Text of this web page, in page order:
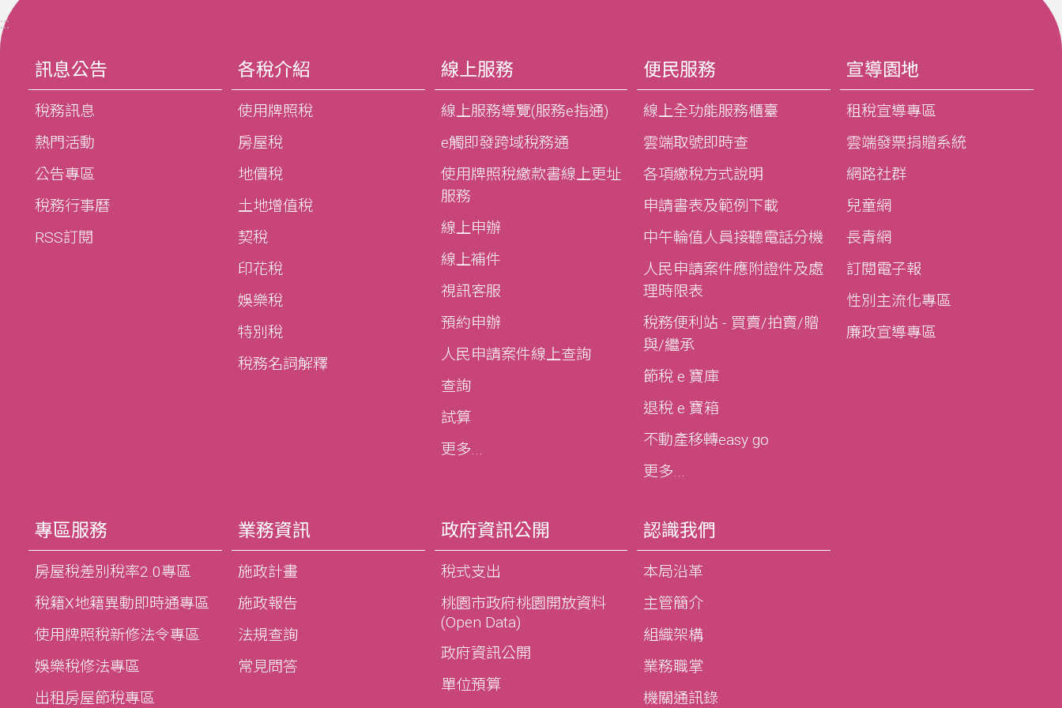
:::
訊息公告
稅務訊息
熱門活動
公告專區
稅務行事曆
RSS訂閱
各稅介紹
使用牌照稅
房屋稅
地價稅
土地增值稅
契稅
印花稅
娛樂稅
特別稅
稅務名詞解釋
線上服務
線上服務導覽(服務e指通)
e觸即發跨域稅務通
使用牌照稅繳款書線上更址
服務
線上申辦
線上補件
視訊客服
預約申辦
人民申請案件線上查詢
查詢
試算
更多...
便民服務
線上全功能服務櫃臺
雲端取號即時查
各項繳稅方式說明
申請書表及範例下載
中午輪值人員接聽電話分機
人民申請案件應附證件及處
理時限表
稅務便利站 - 買賣/拍賣/贈
與/繼承
節稅 e 寶庫
退稅 e 寶箱
不動產移轉easy go
更多...
宣導園地
租稅宣導專區
雲端發票捐贈系統
網路社群
兒童網
長青網
訂閱電子報
性別主流化專區
廉政宣導專區
專區服務
房屋稅差別稅率2.0專區
稅籍X地籍異動即時通專區
使用牌照稅新修法令專區
娛樂稅修法專區
出租房屋節稅專區
業務資訊
施政計畫
施政報告
法規查詢
常見問答
政府資訊公開
稅式支出
桃園市政府桃園開放資料
(Open Data)
政府資訊公開
單位預算
認識我們
本局沿革
主管簡介
組織架構
業務職掌
機關通訊錄